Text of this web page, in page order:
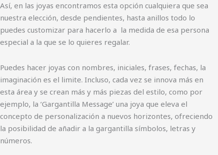
Así, en las joyas encontramos esta opción cualquiera que sea
nuestra elección, desde pendientes, hasta anillos todo lo
puedes customizar para hacerlo a la medida de esa persona
especial a la que se lo quieres regalar.
Puedes hacer joyas con nombres, iniciales, frases, fechas, la
imaginación es el limite. Incluso, cada vez se innova más en
esta área y se crean más y más piezas del estilo, como por
ejemplo, la ‘Gargantilla Message’ una joya que eleva el
concepto de personalización a nuevos horizontes, ofreciendo
la posibilidad de añadir a la gargantilla símbolos, letras y
números.